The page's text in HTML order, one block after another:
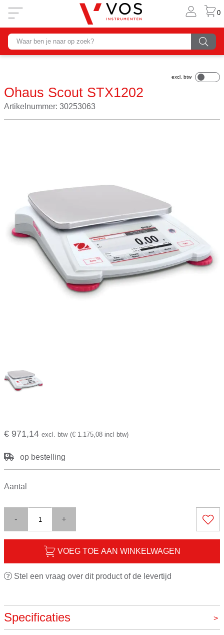
0
Ohaus Scout STX1202
Artikelnummer: 30253063
€ 971,14 excl. btw (€ 1.175,08 incl btw)
op bestelling
Aantal
- +
VOEG TOE AAN WINKELWAGEN
Stel een vraag over dit product of de levertijd
Specificaties